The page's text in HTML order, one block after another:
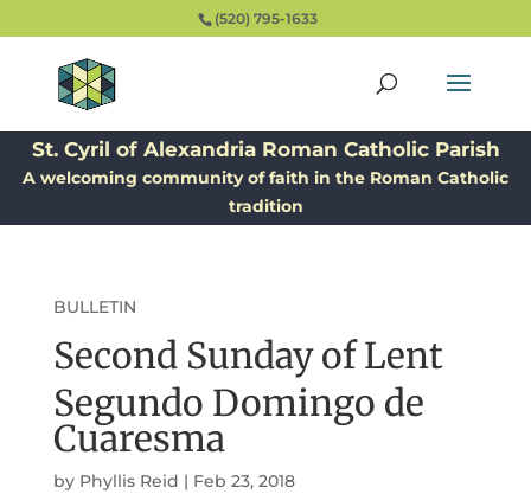
(520) 795-1633
St. Cyril of Alexandria Roman Catholic Parish
A welcoming community of faith in the Roman Catholic
tradition
BULLETIN
Second Sunday of Lent
Segundo Domingo de
Cuaresma
by Phyllis Reid | Feb 23, 2018